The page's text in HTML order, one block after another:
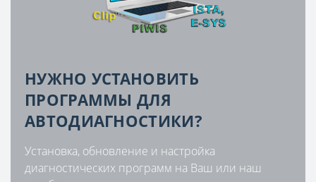
НУЖНО УСТАНОВИТЬ
ПРОГРАММЫ ДЛЯ
АВТОДИАГНОСТИКИ?
Установка, обновление и настройка
диагностических программ на Ваш или наш